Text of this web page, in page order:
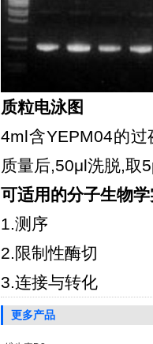
质粒电泳图
4ml含YEPM04的
质量后,50μl洗脱,取
可适用的分子生物
1.测序
2.限制性酶切
3.连接与转化
更多产品